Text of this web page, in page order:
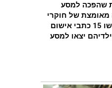
שהפכה למסע
מאומצת של חוקרי
המשטרה באילת הוגשו 15 כתבי אישום
יצאו למסע